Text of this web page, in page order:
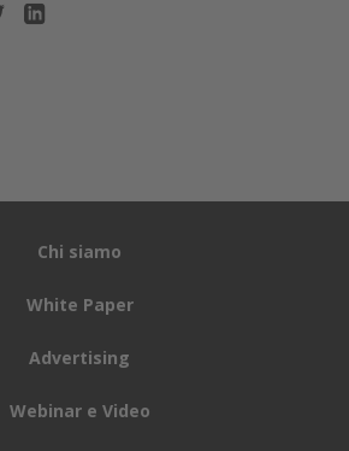
Chi siamo
White Paper
Advertising
Webinar e Video